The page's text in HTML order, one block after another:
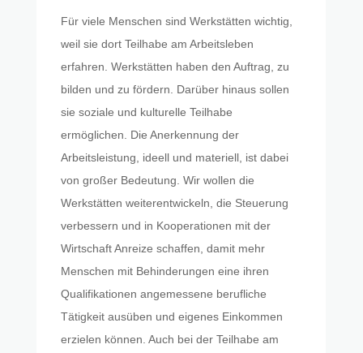
Für viele Menschen sind Werkstätten wichtig,
weil sie dort Teilhabe am Arbeitsleben
erfahren. Werkstätten haben den Auftrag, zu
bilden und zu fördern. Darüber hinaus sollen
sie soziale und kulturelle Teilhabe
ermöglichen. Die Anerkennung der
Arbeitsleistung, ideell und materiell, ist dabei
von großer Bedeutung. Wir wollen die
Werkstätten weiterentwickeln, die Steuerung
verbessern und in Kooperationen mit der
Wirtschaft Anreize schaffen, damit mehr
Menschen mit Behinderungen eine ihren
Qualifikationen angemessene berufliche
Tätigkeit ausüben und eigenes Einkommen
erzielen können. Auch bei der Teilhabe am